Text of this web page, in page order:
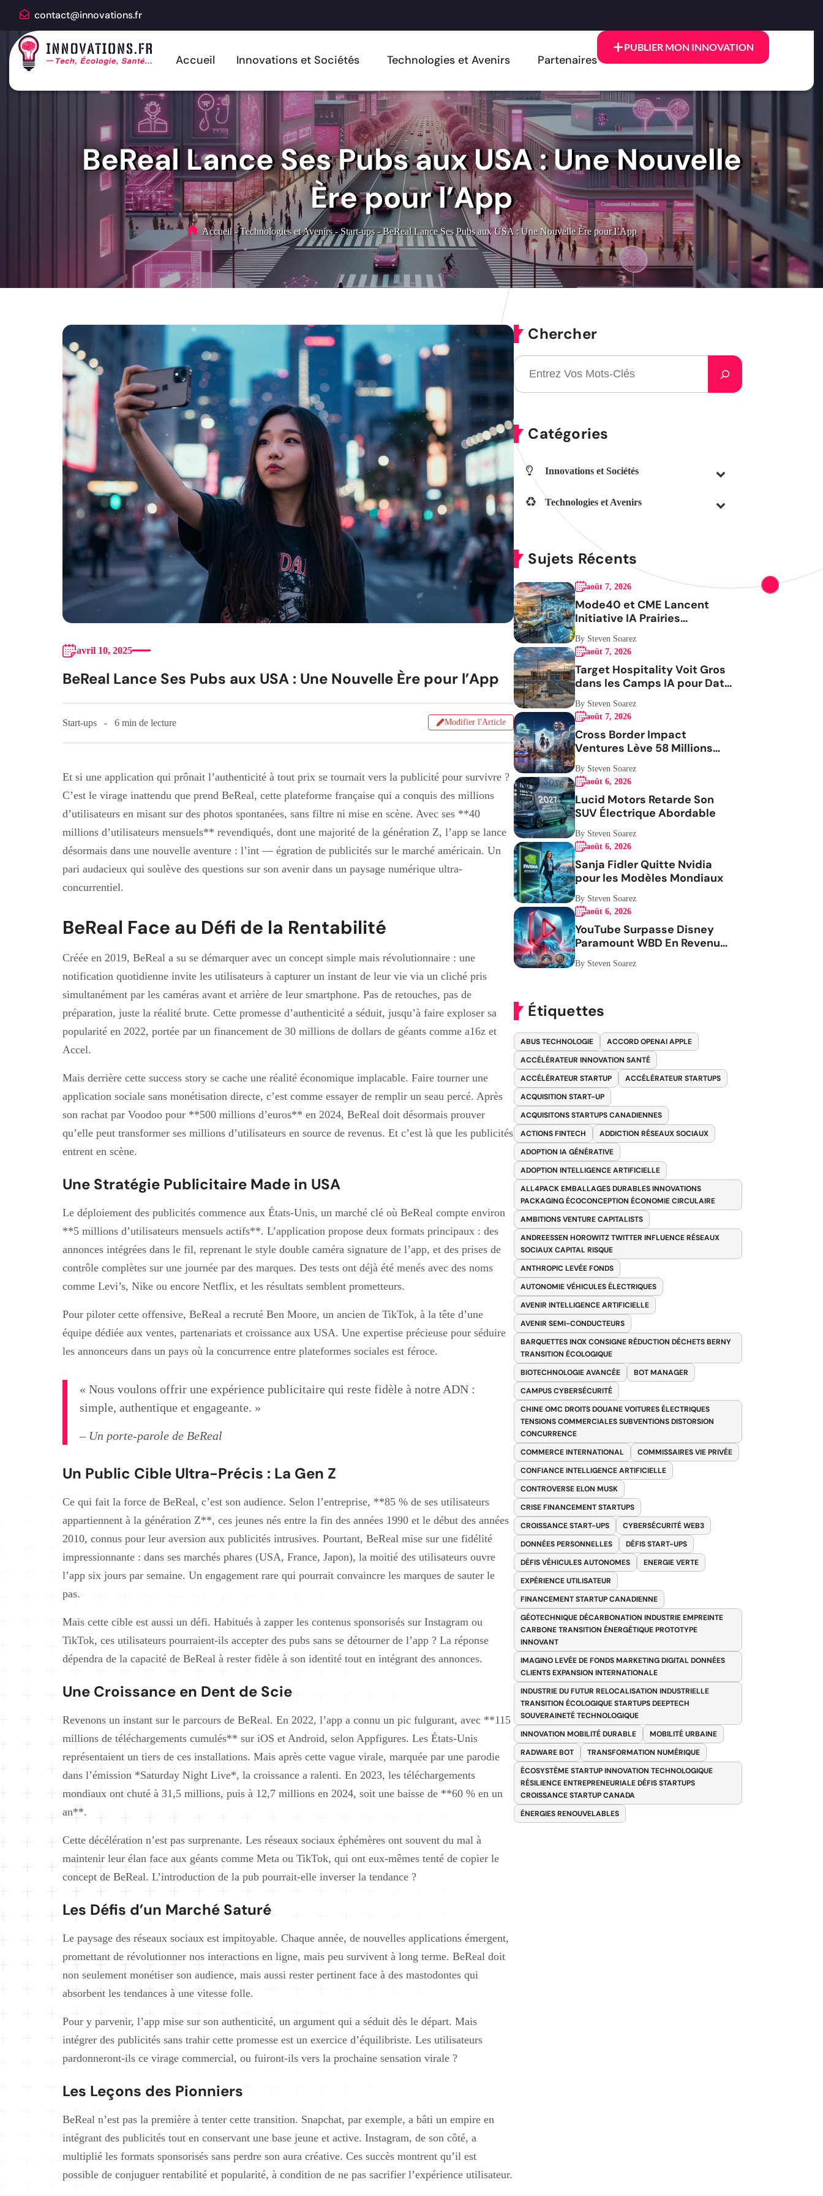
contact@innovations.fr
Accueil Innovations et Sociétés Technologies et Avenirs Partenaires
PUBLIER MON INNOVATION
BeReal Lance Ses Pubs aux USA : Une Nouvelle
Ère pour l’App
Accueil - Technologies et Avenirs - Start-ups - BeReal Lance Ses Pubs aux USA : Une Nouvelle Ère pour l’App
avril 10, 2025
BeReal Lance Ses Pubs aux USA : Une Nouvelle Ère pour l’App
Start-ups 6 min de lecture Modifier l'Article
Et si une application qui prônait l’authenticité à tout prix se tournait vers la publicité pour survivre ?
C’est le virage inattendu que prend BeReal, cette plateforme française qui a conquis des millions
d’utilisateurs en misant sur des photos spontanées, sans filtre ni mise en scène. Avec ses **40
millions d’utilisateurs mensuels** revendiqués, dont une majorité de la génération Z, l’app se lance
désormais dans une nouvelle aventure : l’int — égration de publicités sur le marché américain. Un
pari audacieux qui soulève des questions sur son avenir dans un paysage numérique ultra-
concurrentiel.
BeReal Face au Défi de la Rentabilité
Créée en 2019, BeReal a su se démarquer avec un concept simple mais révolutionnaire : une
notification quotidienne invite les utilisateurs à capturer un instant de leur vie via un cliché pris
simultanément par les caméras avant et arrière de leur smartphone. Pas de retouches, pas de
préparation, juste la réalité brute. Cette promesse d’authenticité a séduit, jusqu’à faire exploser sa
popularité en 2022, portée par un financement de 30 millions de dollars de géants comme a16z et
Accel.
Mais derrière cette success story se cache une réalité économique implacable. Faire tourner une
application sociale sans monétisation directe, c’est comme essayer de remplir un seau percé. Après
son rachat par Voodoo pour **500 millions d’euros** en 2024, BeReal doit désormais prouver
qu’elle peut transformer ses millions d’utilisateurs en source de revenus. Et c’est là que les publicités
entrent en scène.
Une Stratégie Publicitaire Made in USA
Le déploiement des publicités commence aux États-Unis, un marché clé où BeReal compte environ
**5 millions d’utilisateurs mensuels actifs**. L’application propose deux formats principaux : des
annonces intégrées dans le fil, reprenant le style double caméra signature de l’app, et des prises de
contrôle complètes sur une journée par des marques. Des tests ont déjà été menés avec des noms
comme Levi’s, Nike ou encore Netflix, et les résultats semblent prometteurs.
Pour piloter cette offensive, BeReal a recruté Ben Moore, un ancien de TikTok, à la tête d’une
équipe dédiée aux ventes, partenariats et croissance aux USA. Une expertise précieuse pour séduire
les annonceurs dans un pays où la concurrence entre plateformes sociales est féroce.
« Nous voulons offrir une expérience publicitaire qui reste fidèle à notre ADN :
simple, authentique et engageante. »
– Un porte-parole de BeReal
Un Public Cible Ultra-Précis : La Gen Z
Ce qui fait la force de BeReal, c’est son audience. Selon l’entreprise, **85 % de ses utilisateurs
appartiennent à la génération Z**, ces jeunes nés entre la fin des années 1990 et le début des années
2010, connus pour leur aversion aux publicités intrusives. Pourtant, BeReal mise sur une fidélité
impressionnante : dans ses marchés phares (USA, France, Japon), la moitié des utilisateurs ouvre
l’app six jours par semaine. Un engagement rare qui pourrait convaincre les marques de sauter le
pas.
Mais cette cible est aussi un défi. Habitués à zapper les contenus sponsorisés sur Instagram ou
TikTok, ces utilisateurs pourraient-ils accepter des pubs sans se détourner de l’app ? La réponse
dépendra de la capacité de BeReal à rester fidèle à son identité tout en intégrant des annonces.
Une Croissance en Dent de Scie
Revenons un instant sur le parcours de BeReal. En 2022, l’app a connu un pic fulgurant, avec **115
millions de téléchargements cumulés** sur iOS et Android, selon Appfigures. Les États-Unis
représentaient un tiers de ces installations. Mais après cette vague virale, marquée par une parodie
dans l’émission *Saturday Night Live*, la croissance a ralenti. En 2023, les téléchargements
mondiaux ont chuté à 31,5 millions, puis à 12,7 millions en 2024, soit une baisse de **60 % en un
an**.
Cette décélération n’est pas surprenante. Les réseaux sociaux éphémères ont souvent du mal à
maintenir leur élan face aux géants comme Meta ou TikTok, qui ont eux-mêmes tenté de copier le
concept de BeReal. L’introduction de la pub pourrait-elle inverser la tendance ?
Les Défis d’un Marché Saturé
Le paysage des réseaux sociaux est impitoyable. Chaque année, de nouvelles applications émergent,
promettant de révolutionner nos interactions en ligne, mais peu survivent à long terme. BeReal doit
non seulement monétiser son audience, mais aussi rester pertinent face à des mastodontes qui
absorbent les tendances à une vitesse folle.
Pour y parvenir, l’app mise sur son authenticité, un argument qui a séduit dès le départ. Mais
intégrer des publicités sans trahir cette promesse est un exercice d’équilibriste. Les utilisateurs
pardonneront-ils ce virage commercial, ou fuiront-ils vers la prochaine sensation virale ?
Les Leçons des Pionniers
BeReal n’est pas la première à tenter cette transition. Snapchat, par exemple, a bâti un empire en
intégrant des publicités tout en conservant une base jeune et active. Instagram, de son côté, a
multiplié les formats sponsorisés sans perdre son aura créative. Ces succès montrent qu’il est
possible de conjuguer rentabilité et popularité, à condition de ne pas sacrifier l’expérience utilisateur.
Chercher
Catégories
Innovations et Sociétés
Technologies et Avenirs
Sujets Récents
août 7, 2026
Mode40 et CME Lancent
Initiative IA Prairies
Aérospatiale
By Steven Soarez
août 7, 2026
Target Hospitality Voit Gros
dans les Camps IA pour Data
Centers
By Steven Soarez
août 7, 2026
Cross Border Impact
Ventures Lève 58 Millions
USD Pour Santé Femmes
By Steven Soarez
août 6, 2026
Lucid Motors Retarde Son
SUV Électrique Abordable
By Steven Soarez
août 6, 2026
Sanja Fidler Quitte Nvidia
pour les Modèles Mondiaux
By Steven Soarez
août 6, 2026
YouTube Surpasse Disney
Paramount WBD En Revenus
Publicitaires
By Steven Soarez
Étiquettes
ABUS TECHNOLOGIE
ACCORD OPENAI APPLE
ACCÉLÉRATEUR INNOVATION SANTÉ
ACCÉLÉRATEUR STARTUP
ACCÉLÉRATEUR STARTUPS
ACQUISITION START-UP
ACQUISITONS STARTUPS CANADIENNES
ACTIONS FINTECH
ADDICTION RÉSEAUX SOCIAUX
ADOPTION IA GÉNÉRATIVE
ADOPTION INTELLIGENCE ARTIFICIELLE
ALL4PACK EMBALLAGES DURABLES INNOVATIONS
PACKAGING ÉCOCONCEPTION ÉCONOMIE CIRCULAIRE
AMBITIONS VENTURE CAPITALISTS
ANDREESSEN HOROWITZ TWITTER INFLUENCE RÉSEAUX
SOCIAUX CAPITAL RISQUE
ANTHROPIC LEVÉE FONDS
AUTONOMIE VÉHICULES ÉLECTRIQUES
AVENIR INTELLIGENCE ARTIFICIELLE
AVENIR SEMI-CONDUCTEURS
BARQUETTES INOX CONSIGNE RÉDUCTION DÉCHETS BERNY
TRANSITION ÉCOLOGIQUE
BIOTECHNOLOGIE AVANCÉE
BOT MANAGER
CAMPUS CYBERSÉCURITÉ
CHINE OMC DROITS DOUANE VOITURES ÉLECTRIQUES
TENSIONS COMMERCIALES SUBVENTIONS DISTORSION
CONCURRENCE
COMMERCE INTERNATIONAL
COMMISSAIRES VIE PRIVÉE
CONFIANCE INTELLIGENCE ARTIFICIELLE
CONTROVERSE ELON MUSK
CRISE FINANCEMENT STARTUPS
CROISSANCE START-UPS
CYBERSÉCURITÉ WEB3
DONNÉES PERSONNELLES
DÉFIS START-UPS
DÉFIS VÉHICULES AUTONOMES
ENERGIE VERTE
EXPÉRIENCE UTILISATEUR
FINANCEMENT STARTUP CANADIENNE
GÉOTECHNIQUE DÉCARBONATION INDUSTRIE EMPREINTE
CARBONE TRANSITION ÉNERGÉTIQUE PROTOTYPE
INNOVANT
IMAGINO LEVÉE DE FONDS MARKETING DIGITAL DONNÉES
CLIENTS EXPANSION INTERNATIONALE
INDUSTRIE DU FUTUR RELOCALISATION INDUSTRIELLE
TRANSITION ÉCOLOGIQUE STARTUPS DEEPTECH
SOUVERAINETÉ TECHNOLOGIQUE
INNOVATION MOBILITÉ DURABLE
MOBILITÉ URBAINE
RADWARE BOT
TRANSFORMATION NUMÉRIQUE
ÉCOSYSTÈME STARTUP INNOVATION TECHNOLOGIQUE
RÉSILIENCE ENTREPRENEURIALE DÉFIS STARTUPS
CROISSANCE STARTUP CANADA
ÉNERGIES RENOUVELABLES